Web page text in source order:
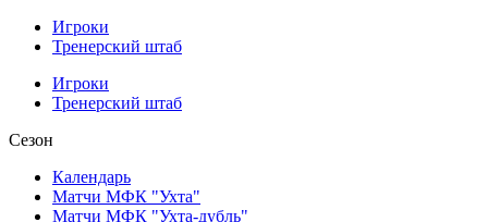
Игроки
Тренерский штаб
Игроки
Тренерский штаб
Сезон
Календарь
Матчи МФК "Ухта"
Матчи МФК "Ухта-дубль"